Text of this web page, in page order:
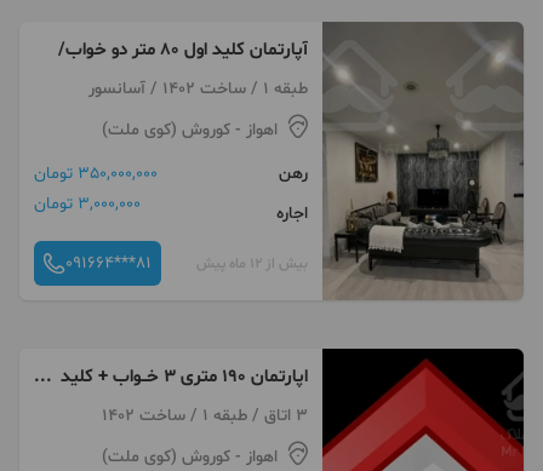
آپارتمان کلید اول ۸۰ متر دو خواب/
طبقه 1 / ساخت 1402 / آسانسور
اهواز - کوروش (کوی ملت)
رهن
350,000,000 تومان
اجاره
3,000,000 تومان
بیش از 12 ماه پیش 091664***81
اپارتمان ۱۹۰ متری ۳ خــواب + کلید
اول + اقبال
3 اتاق / طبقه 1 / ساخت 1402
اهواز - کوروش (کوی ملت)